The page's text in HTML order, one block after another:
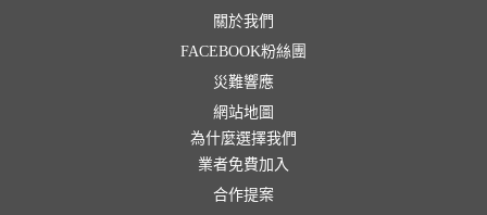
關於我們
FACEBOOK粉絲團
災難響應
網站地圖
為什麼選擇我們
業者免費加入
合作提案